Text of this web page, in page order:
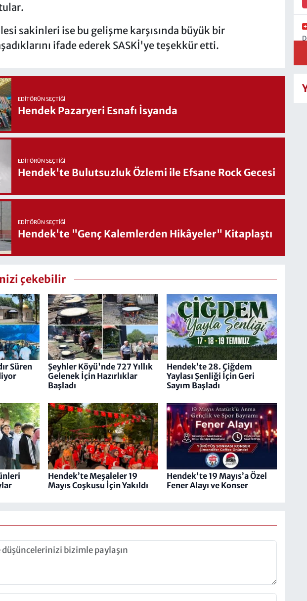
sakinleri ise bu gelişme karşısında büyük bir
ifade ederek SASKİ'ye teşekkür etti.
EDITÖRÜN SEÇTIĞI
Hendek Pazaryeri Esnafı İsyanda
EDITÖRÜN SEÇTIĞI
Hendek'te Bulutsuzluk Özlemi ile Efsane Rock Gecesi
EDITÖRÜN SEÇTIĞI
Hendek'te "Genç Kalemlerden Hikâyeler" Kitaplaştı
çekebilir
Süren
Şeyhler Köyü'nde 727 Yıllık
Gelenek İçin Hazırlıklar
Başladı
Hendek’te 28. Çiğdem
Yaylası Şenliği İçin Geri
Sayım Başladı
Hendek’te Meşaleler 19
Mayıs Coşkusu İçin Yakıldı
Hendek'te 19 Mayıs’a Özel
Fener Alayı ve Konser